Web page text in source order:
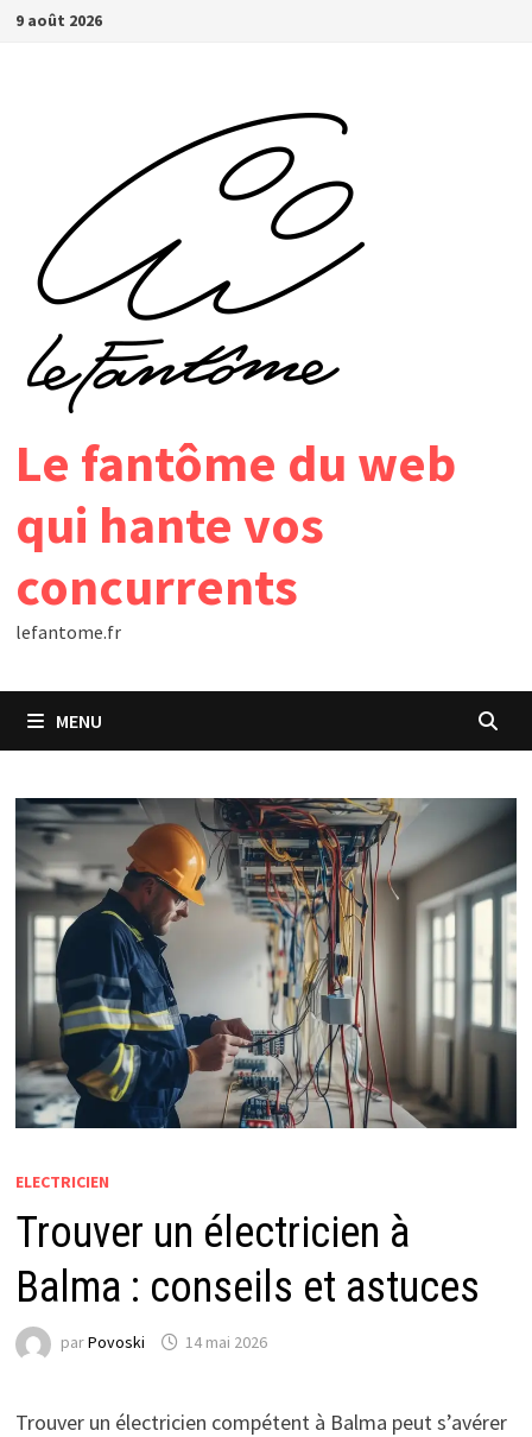
Passer
9 août 2026
Le fantôme du web
qui hante vos
concurrents
lefantome.fr
MENU
ELECTRICIEN
Trouver un électricien à
Balma : conseils et astuces
parPovoski 14 mai 2026
Trouver un électricien compétent à Balma peut s’avérer